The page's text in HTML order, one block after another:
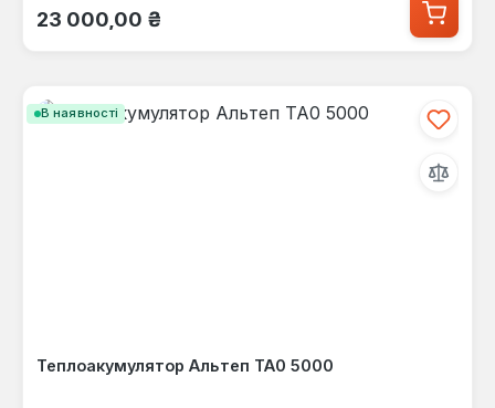
Звичайна ціна:
23 000,00 ₴
В наявності
Теплоакумулятор Альтеп ТА0 5000